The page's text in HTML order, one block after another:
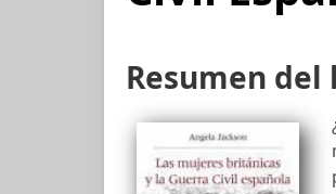
Resumen del